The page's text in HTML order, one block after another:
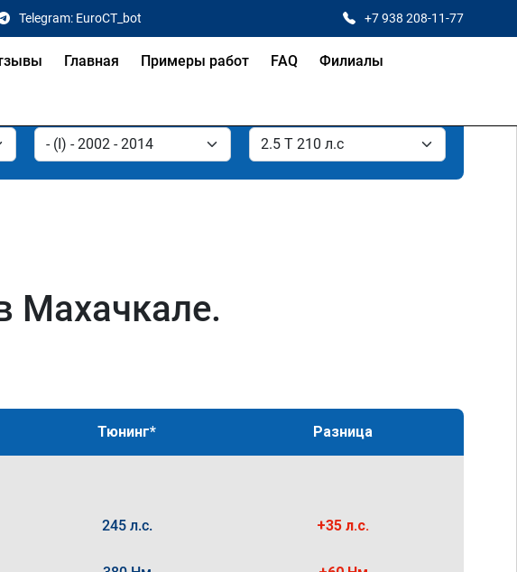
Telegram: EuroCT_bot +7 938 208-11-77
Главная Примеры работ FAQ Филиалы
Махачкале.
Тюнинг* Разница
245 л.с. +35 л.с.